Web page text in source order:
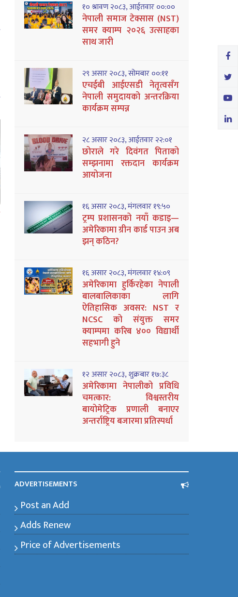
१० श्रावण २०८३, आईतवार ००:००
नेपाली समाज टेक्सास (NST)
समर क्याम्प २०२६ उत्साहका
साथ जारी
२९ असार २०८३, सोमबार ००:११
एचईबी आईएसडी नेतृत्वसँग
नेपाली समुदायको अन्तरक्रिया
कार्यक्रम सम्पन्न
२८ असार २०८३, आईतवार २२:०१
छोराले गरे दिवंगत पिताको
सम्झनामा रक्तदान कार्यक्रम
आयोजना
१६ असार २०८३, मंगलवार १९:५०
ट्रम्प प्रशासनको नयाँ कडाइ—
अमेरिकामा ग्रीन कार्ड पाउन अब
झन् कठिन?
१६ असार २०८३, मंगलवार १४:०९
अमेरिकामा हुर्किरहेका नेपाली
बालबालिकाका लागि
ऐतिहासिक अवसर: NST र
NCSC को संयुक्त समर
क्याम्पमा करिब ४०० विद्यार्थी
सहभागी हुने
१२ असार २०८३, शुक्रबार १७:३८
अमेरिकामा नेपालीको प्रविधि
चमत्कार: विश्वस्तरीय
बायोमेट्रिक प्रणाली बनाएर
अन्तर्राष्ट्रिय बजारमा प्रतिस्पर्धा
ADVERTISEMENTS
Post an Add
Adds Renew
Price of Advertisements